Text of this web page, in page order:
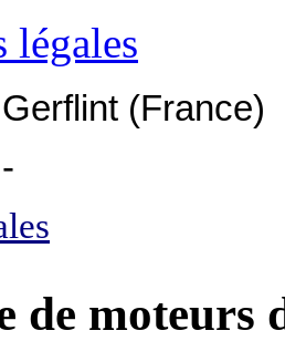
légales
Gerflint (France)
-
de moteurs